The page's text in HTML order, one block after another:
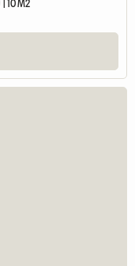
10 M2